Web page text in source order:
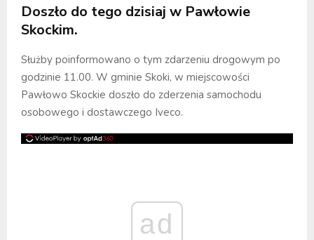
Doszło do tego dzisiaj w Pawłowie
Skockim.
Służby poinformowano o tym zdarzeniu drogowym po
godzinie 11.00. W gminie Skoki, w miejscowości
Pawłowo Skockie doszło do zderzenia samochodu
osobowego i dostawczego Iveco.
ad